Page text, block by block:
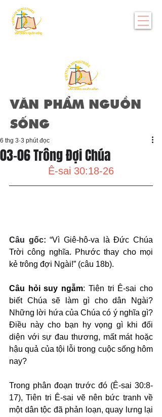
VĂN PHẨM NGUỒN
SỐNG
03-06 Trông Đợi Chúa
6 thg 3 3 phút đọc
Ê-sai 30:18-26
Câu gốc: “Vì Giê-hô-va là Đức Chúa
Trời công nghĩa. Phước thay cho mọi
kẻ trông đợi Ngài!” (câu 18b).
Câu hỏi suy ngẫm: Tiên tri Ê-sai cho
biết Chúa sẽ làm gì cho dân Ngài?
Những lời hứa của Chúa có ý nghĩa gì?
Điều này cho bạn hy vọng gì khi đối
diện với sự đau thương, mất mát hoặc
hậu quả của tội lỗi trong cuộc sống hôm
nay?
Trong phân đoạn trước đó (Ê-sai 30:8-
17), Tiên tri Ê-sai vẽ nên bức tranh về
một dân tộc đã phản loạn, quay lưng lại